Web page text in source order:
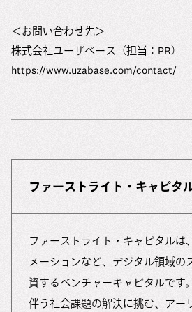
＜お問い合わせ先＞
株式会社ユーザベース（担当：PR）
https://www.uzabase.com/contact/
ファーストライト・キャピタ
ファーストライト・キャピタルは
メーションなど、デジタル領域の
資するベンチャーキャピタルです
伴う社会課題の解決に挑む、アー